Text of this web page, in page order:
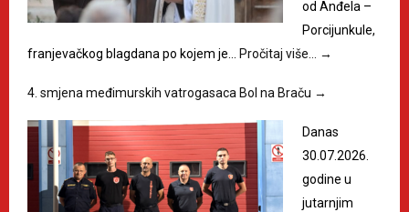
od Anđela –
Porcijunkule,
franjevačkog blagdana po kojem je…
Pročitaj više… →
4. smjena međimurskih vatrogasaca Bol na Braču →
Danas
30.07.2026.
godine u
jutarnjim